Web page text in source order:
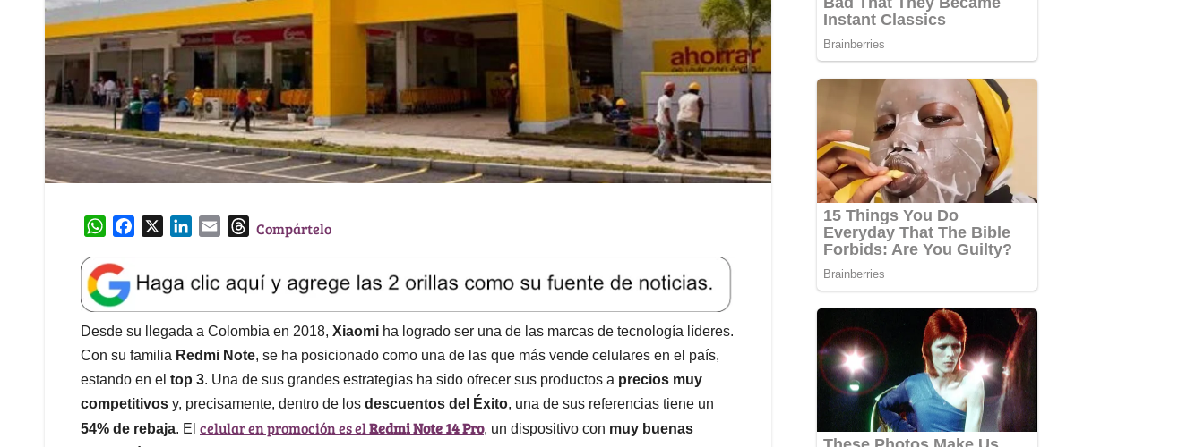
W
a
t
s
A
p
p
e
b
o
o
k
k
e
d
I
n
l
T
e
a
d
s
Compártelo
Desde su llegada a Colombia en 2018, Xiaomi ha logrado ser una de las marcas de tecnología líderes.
Con su familia Redmi Note, se ha posicionado como una de las que más vende celulares en el país,
estando en el top 3. Una de sus grandes estrategias ha sido ofrecer sus productos a precios muy
competitivos y, precisamente, dentro de los descuentos del Éxito, una de sus referencias tiene un
54% de rebaja. El celular en promoción es elRedmi Note 14 Pro, un dispositivo con muy buenas